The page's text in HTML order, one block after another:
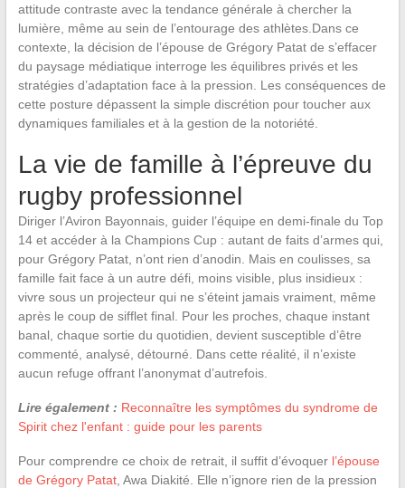
attitude contraste avec la tendance générale à chercher la
lumière, même au sein de l’entourage des athlètes.Dans ce
contexte, la décision de l’épouse de Grégory Patat de s’effacer
du paysage médiatique interroge les équilibres privés et les
stratégies d’adaptation face à la pression. Les conséquences de
cette posture dépassent la simple discrétion pour toucher aux
dynamiques familiales et à la gestion de la notoriété.
La vie de famille à l’épreuve du
rugby professionnel
Diriger l’Aviron Bayonnais, guider l’équipe en demi-finale du Top
14 et accéder à la Champions Cup : autant de faits d’armes qui,
pour Grégory Patat, n’ont rien d’anodin. Mais en coulisses, sa
famille fait face à un autre défi, moins visible, plus insidieux :
vivre sous un projecteur qui ne s’éteint jamais vraiment, même
après le coup de sifflet final. Pour les proches, chaque instant
banal, chaque sortie du quotidien, devient susceptible d’être
commenté, analysé, détourné. Dans cette réalité, il n’existe
aucun refuge offrant l’anonymat d’autrefois.
Lire également : Reconnaître les symptômes du syndrome de
Spirit chez l'enfant : guide pour les parents
Pour comprendre ce choix de retrait, il suffit d’évoquer l’épouse
de Grégory Patat, Awa Diakité. Elle n’ignore rien de la pression